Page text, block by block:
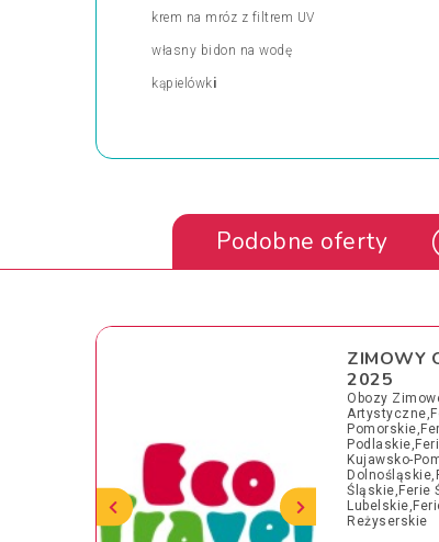
krem na mróz z filtrem UV
własny bidon na wodę
kąpielówki
Podobne oferty
ZIMOWY
2025
Obozy
Kujawsko-
Śląskie,Ferie
Reżyserskie